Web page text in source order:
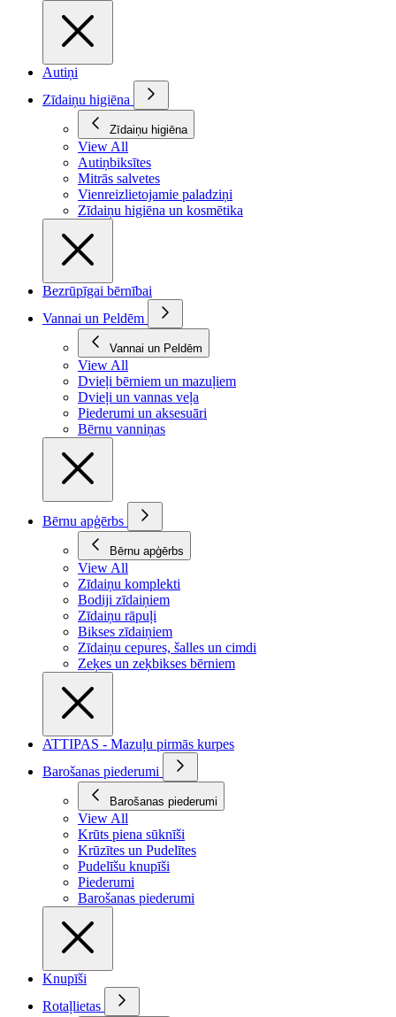
Autiņi
Zīdaiņu higiēna
Zīdaiņu higiēna
View All
Autiņbiksītes
Mitrās salvetes
Vienreizlietojamie paladziņi
Zīdaiņu higiēna un kosmētika
Bezrūpīgai bērnībai
Vannai un Peldēm
Vannai un Peldēm
View All
Dvieļi bērniem un mazuļiem
Dvieļi un vannas veļa
Piederumi un aksesuāri
Bērnu vanniņas
Bērnu apģērbs
Bērnu apģērbs
View All
Zīdaiņu komplekti
Bodiji zīdaiņiem
Zīdaiņu rāpuļi
Bikses zīdaiņiem
Zīdaiņu cepures, šalles un cimdi
Zeķes un zeķbikses bērniem
ATTIPAS - Mazuļu pirmās kurpes
Barošanas piederumi
Barošanas piederumi
View All
Krūts piena sūknīši
Krūzītes un Pudelītes
Pudelīšu knupīši
Piederumi
Barošanas piederumi
Knupīši
Rotaļlietas